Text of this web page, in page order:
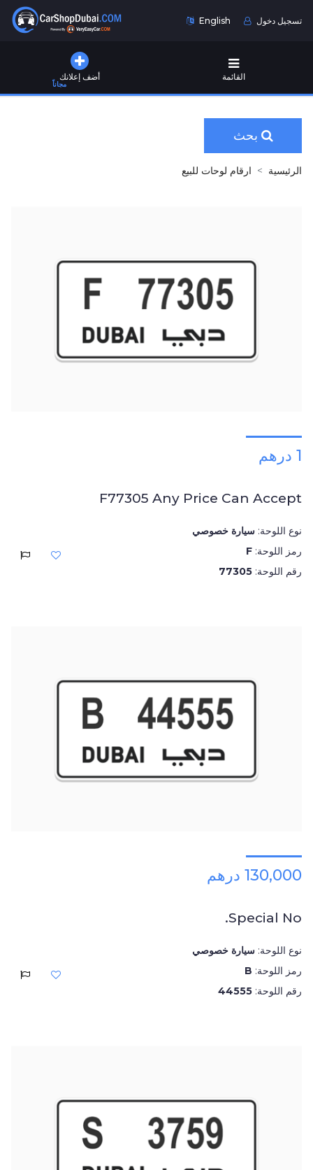
English تسجيل دخول
أضف إعلانك
مجاناً
القائمة
بحث
الرئيسية ارقام لوحات للبيع
1 درهم
F77305 Any Price Can Accept
نوع اللوحة: سيارة خصوصي
رمز اللوحة: F
رقم اللوحة: 77305
130,000 درهم
Special No.
نوع اللوحة: سيارة خصوصي
رمز اللوحة: B
رقم اللوحة: 44555